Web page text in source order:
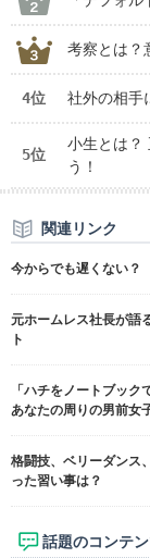
考察とは？
4位 社外の相手
5位
小生とは？
う！
関連リンク
今からでも遅くない？
元ホームレス社長が語
ト
「ハチをノートブッ
あなたの周りの男前女
格闘技、ベリーダン
った習い事は？
話題のコンテ